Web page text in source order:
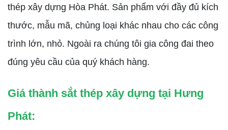
thép xây dựng Hòa Phát. Sản phẩm với đầy đủ kích
thước, mẫu mã, chủng loại khác nhau cho các công
trình lớn, nhỏ. Ngoài ra chúng tôi gia công đai theo
đúng yêu cầu của quý khách hàng.
Giá thành sắt thép xây dựng tại Hưng
Phát: